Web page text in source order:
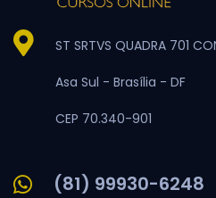
ST SRTVS QUADRA 701
Asa Sul - Brasília - DF
CEP 70.340-901
(81) 99930-6248